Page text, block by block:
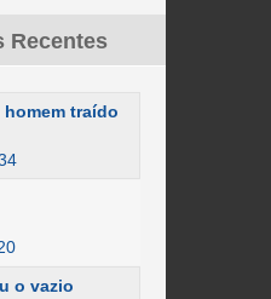
Recentes
traído
o vazio